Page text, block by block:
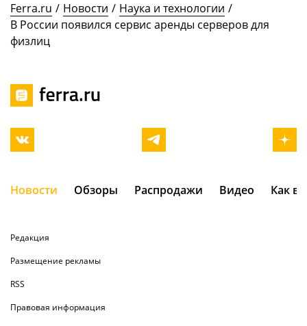
Ferra.ru / Новости / Наука и технологии /
В России появился сервис аренды серверов для
физлиц
Новости Обзоры Распродажи Видео Как
Редакция
Размещение рекламы
RSS
Правовая информация